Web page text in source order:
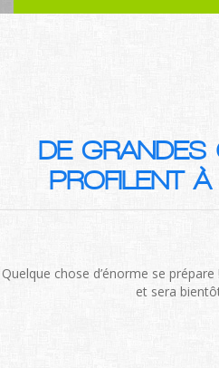
DE GRANDES
PROFILENT À
Quelque chose d’énorme se
et sera